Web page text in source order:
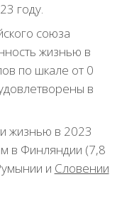
году.
союза
жизнью в
по шкале от 0
в
жизнью в 2023
в Финляндии (7,8
и Словении